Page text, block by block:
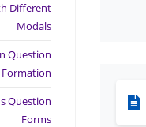
Different
Modals
Question
Formation
Question
Forms